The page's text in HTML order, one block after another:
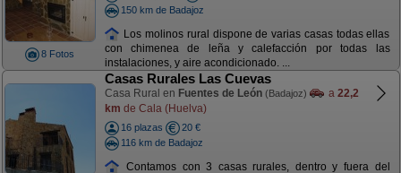
8 Fotos
150 km de Badajoz
Los molinos rural dispone de varias casas todas ellas
con chimenea de leña y calefacción por todas las
instalaciones, y aire acondicionado. ...
Casas Rurales Las Cuevas
Casa Rural en Fuentes de León (Badajoz) a 22,2
km de Cala (Huelva)
16 plazas
20 €
116 km de Badajoz
Contamos con 3 casas rurales, dentro y fuera del